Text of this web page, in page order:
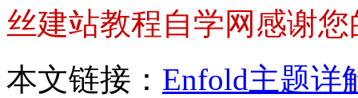
丝建站教程自学网感谢
本文链接： Enfold主题详